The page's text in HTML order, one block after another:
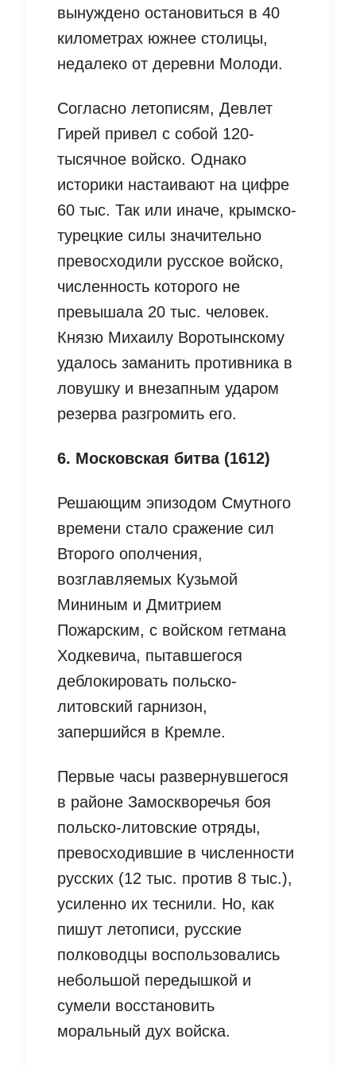
вынуждено остановиться в 40
километрах южнее столицы,
недалеко от деревни Молоди.
Согласно летописям, Девлет
Гирей привел с собой 120-
тысячное войско. Однако
историки настаивают на цифре
60 тыс. Так или иначе, крымско-
турецкие силы значительно
превосходили русское войско,
численность которого не
превышала 20 тыс. человек.
Князю Михаилу Воротынскому
удалось заманить противника в
ловушку и внезапным ударом
резерва разгромить его.
6. Московская битва (1612)
Решающим эпизодом Смутного
времени стало сражение сил
Второго ополчения,
возглавляемых Кузьмой
Мининым и Дмитрием
Пожарским, с войском гетмана
Ходкевича, пытавшегося
деблокировать польско-
литовский гарнизон,
запершийся в Кремле.
Первые часы развернувшегося
в районе Замоскворечья боя
польско-литовские отряды,
превосходившие в численности
русских (12 тыс. против 8 тыс.),
усиленно их теснили. Но, как
пишут летописи, русские
полководцы воспользовались
небольшой передышкой и
сумели восстановить
моральный дух войска.